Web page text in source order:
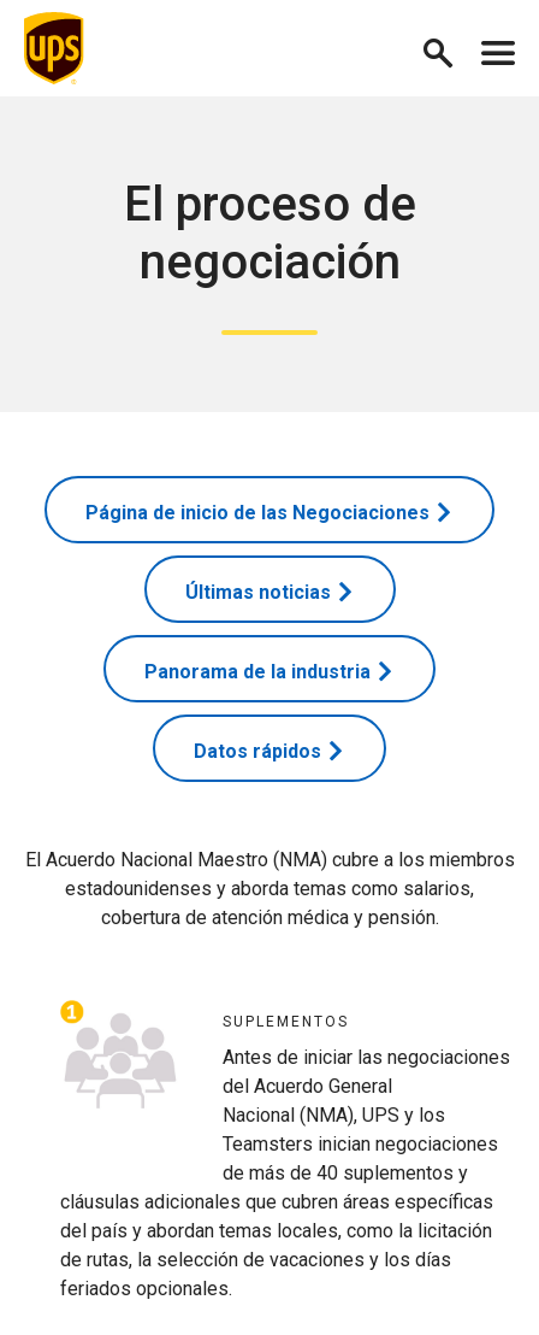
El proceso de
negociación
Página de inicio de las Negociaciones
Últimas noticias
Panorama de la industria
Datos rápidos
El Acuerdo Nacional Maestro (NMA) cubre a los miembros
estadounidenses y aborda temas como salarios,
cobertura de atención médica y pensión.
SUPLEMENTOS
Antes de iniciar las negociaciones
del Acuerdo General
Nacional (NMA), UPS y los
Teamsters inician negociaciones
de más de 40 suplementos y
cláusulas adicionales que cubren áreas específicas
del país y abordan temas locales, como la licitación
de rutas, la selección de vacaciones y los días
feriados opcionales.